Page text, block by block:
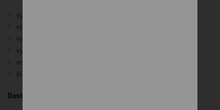
výber tuhosti sedenia
výber výšky sedenia
výber podrúčok
výber nožičiek
vodou čistiteľné látky
široký výber poťahových látok
Dostupné zostavy: